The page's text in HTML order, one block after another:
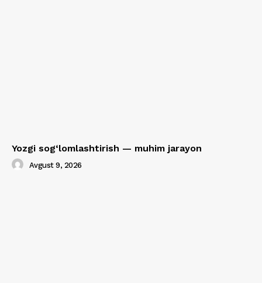
Yozgi sog‘lomlashtirish — muhim jarayon
Avgust 9, 2026